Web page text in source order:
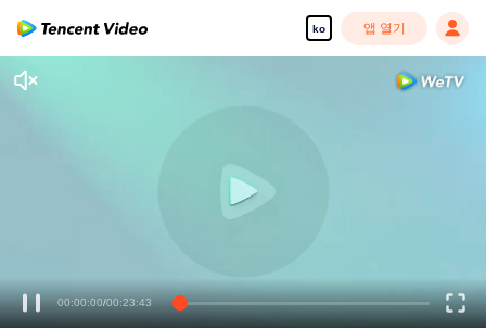
ko 앱 열기
00:00:00/00:23:43